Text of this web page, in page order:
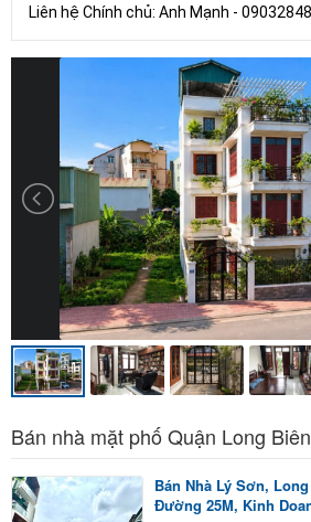
Liên hệ Chính chủ: Anh Mạnh -
Bán nhà mặt phố Quận Long
Bán Nhà Lý Sơn,
Đường 25M, Kinh